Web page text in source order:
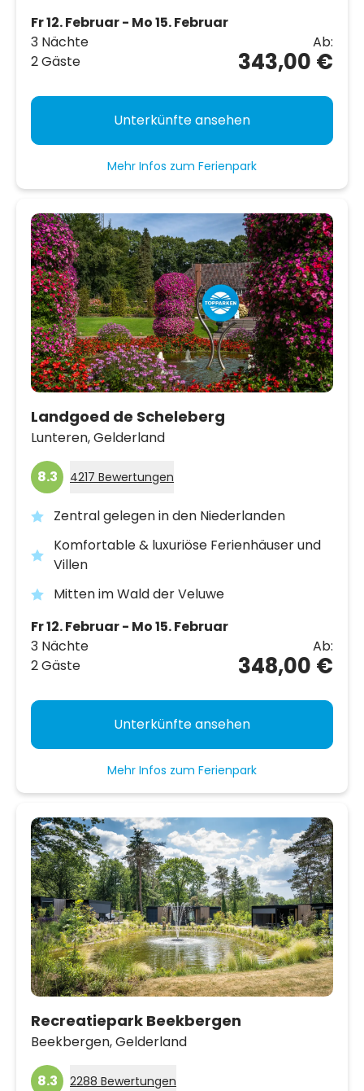
Fr 12. Februar - Mo 15. Februar
3 Nächte
2 Gäste
Ab:
343,00 €
Unterkünfte ansehen
Mehr Infos zum Ferienpark
Landgoed de Scheleberg
Lunteren,Gelderland
8.3 4217 Bewertungen
Zentral gelegen in den Niederlanden
Komfortable & luxuriöse Ferienhäuser und
Villen
Mitten im Wald der Veluwe
Fr 12. Februar - Mo 15. Februar
3 Nächte
2 Gäste
Ab:
348,00 €
Unterkünfte ansehen
Mehr Infos zum Ferienpark
Recreatiepark Beekbergen
Beekbergen,Gelderland
8.3 2288 Bewertungen